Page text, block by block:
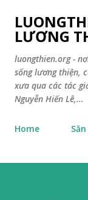
LƯƠNG
luongthien.org -
sống lương thiện,
xưa qua các tác
Nguyễn Hiến Lê,...
Home